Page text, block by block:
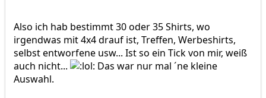
Also ich hab bestimmt 30 oder 35 Shirts, wo
irgendwas mit 4x4 drauf ist, Treffen, Werbeshirts,
selbst entworfene usw... Ist so ein Tick von mir, weiß
auch nicht...
Das war nur mal ´ne kleine
Auswahl.